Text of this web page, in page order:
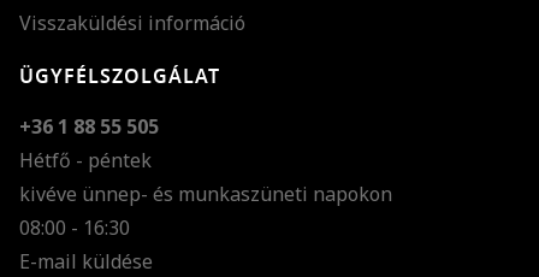
Visszaküldési információ
ÜGYFÉLSZOLGÁLAT
+36 1 88 55 505
Hétfő - péntek
kivéve ünnep- és munkaszüneti napokon
08:00 - 16:30
E-mail küldése